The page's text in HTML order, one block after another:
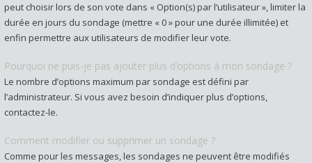
peut choisir lors de son vote dans « Option(s) par l’utilisateur », limiter la
durée en jours du sondage (mettre « 0 » pour une durée illimitée) et
enfin permettre aux utilisateurs de modifier leur vote.
Pourquoi ne puis-je pas ajouter plus d’options à mon sondage ?
Le nombre d’options maximum par sondage est défini par
l’administrateur. Si vous avez besoin d’indiquer plus d’options,
contactez-le.
Comment modifier ou supprimer un sondage ?
Comme pour les messages, les sondages ne peuvent être modifiés